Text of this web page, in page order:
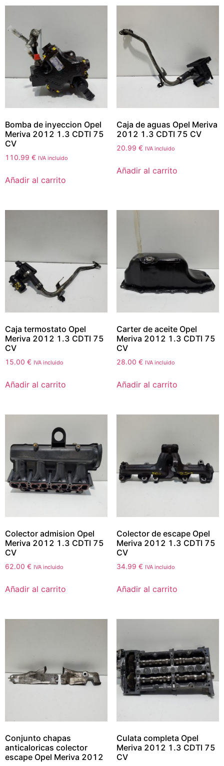
Bomba de inyeccion Opel
Meriva 2012 1.3 CDTI 75
CV
110.99 € IVA incluido
Añadir al carrito
Caja de aguas Opel Meriva
2012 1.3 CDTI 75 CV
20.99 € IVA incluido
Añadir al carrito
Caja termostato Opel
Meriva 2012 1.3 CDTI 75
CV
15.00 € IVA incluido
Añadir al carrito
Carter de aceite Opel
Meriva 2012 1.3 CDTI 75
CV
28.00 € IVA incluido
Añadir al carrito
Colector admision Opel
Meriva 2012 1.3 CDTI 75
CV
62.00 € IVA incluido
Añadir al carrito
Colector de escape Opel
Meriva 2012 1.3 CDTI 75
CV
34.99 € IVA incluido
Añadir al carrito
Conjunto chapas
anticaloricas colector
escape Opel Meriva 2012
Culata completa Opel
Meriva 2012 1.3 CDTI 75
CV